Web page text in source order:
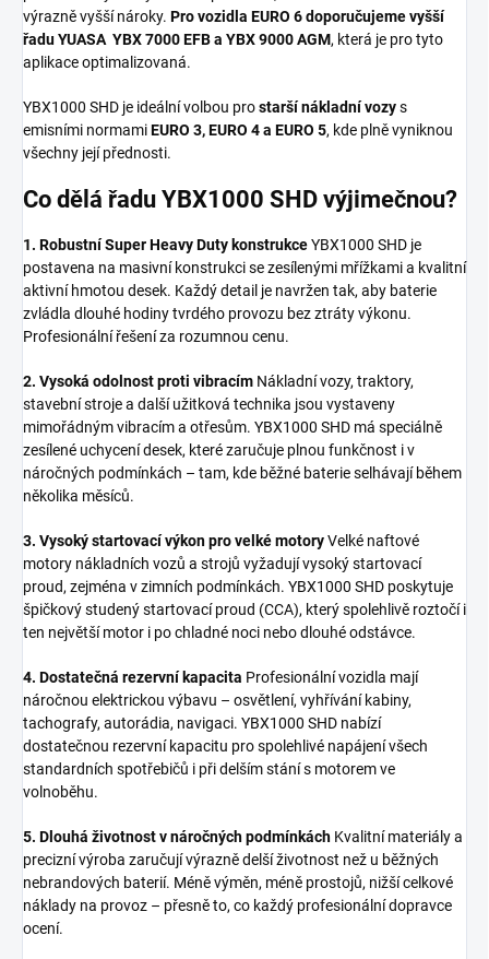
výrazně vyšší nároky. Pro vozidla EURO 6 doporučujeme vyšší
řadu YUASA YBX 7000 EFB a YBX 9000 AGM, která je pro tyto
aplikace optimalizovaná.
YBX1000 SHD je ideální volbou prostarší nákladní vozys
emisními normamiEURO 3, EURO 4 a EURO 5, kde plně vyniknou
všechny její přednosti.
Co dělá řadu YBX1000 SHD výjimečnou?
1. Robustní Super Heavy Duty konstrukceYBX1000 SHD je
postavena na masivní konstrukci se zesílenými mřížkami a kvalitní
aktivní hmotou desek. Každý detail je navržen tak, aby baterie
zvládla dlouhé hodiny tvrdého provozu bez ztráty výkonu.
Profesionální řešení za rozumnou cenu.
2. Vysoká odolnost proti vibracím Nákladní vozy, traktory,
stavební stroje a další užitková technika jsou vystaveny
mimořádným vibracím a otřesům. YBX1000 SHD má speciálně
zesílené uchycení desek, které zaručuje plnou funkčnost i v
náročných podmínkách – tam, kde běžné baterie selhávají během
několika měsíců.
3. Vysoký startovací výkon pro velké motoryVelké naftové
motory nákladních vozů a strojů vyžadují vysoký startovací
proud, zejména v zimních podmínkách. YBX1000 SHD poskytuje
špičkový studený startovací proud (CCA), který spolehlivě roztočí i
ten největší motor i po chladné noci nebo dlouhé odstávce.
4. Dostatečná rezervní kapacita Profesionální vozidla mají
náročnou elektrickou výbavu – osvětlení, vyhřívání kabiny,
tachografy, autorádia, navigaci. YBX1000 SHD nabízí
dostatečnou rezervní kapacitu pro spolehlivé napájení všech
standardních spotřebičů i při delším stání s motorem ve
volnoběhu.
5. Dlouhá životnost v náročných podmínkách Kvalitní materiály a
precizní výroba zaručují výrazně delší životnost než u běžných
nebrandových baterií. Méně výměn, méně prostojů, nižší celkové
náklady na provoz – přesně to, co každý profesionální dopravce
ocení.